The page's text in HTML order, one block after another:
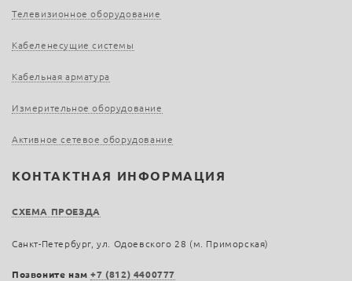
Телевизионное оборудование
Кабеленесущие системы
Кабельная арматура
Измерительное оборудование
Активное сетевое оборудование
КОНТАКТНАЯ ИНФОРМАЦИЯ
СХЕМА ПРОЕЗДА
Санкт-Петербург, ул. Одоевского 28 (м. Приморская)
Позвоните нам+7 (812) 4400777